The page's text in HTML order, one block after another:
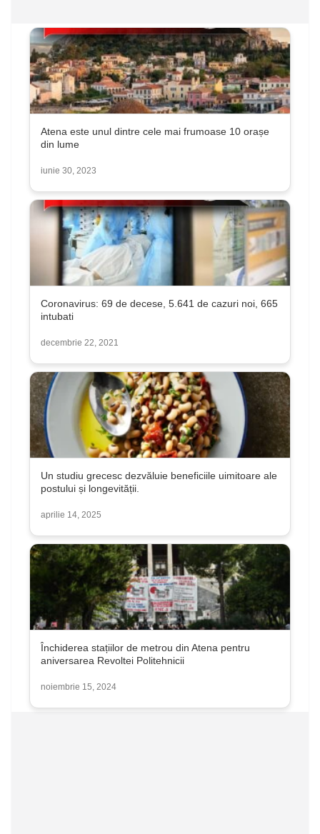
Atena este unul dintre cele mai frumoase 10 orașe
din lume
iunie 30, 2023
Coronavirus: 69 de decese, 5.641 de cazuri noi, 665
intubati
decembrie 22, 2021
Un studiu grecesc dezvăluie beneficiile uimitoare ale
postului și longevității.
aprilie 14, 2025
Închiderea stațiilor de metrou din Atena pentru
aniversarea Revoltei Politehnicii
noiembrie 15, 2024